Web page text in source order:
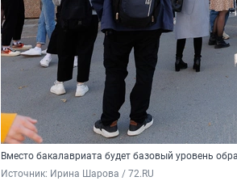
Вместо бакалавриата будет базовый уровень
Источник: Ирина Шарова / 72.RU